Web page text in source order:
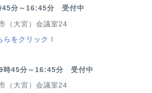
45分～16:45分 受付中
（大宮）会議室24
らをクリック！
時45分～16:45分 受付中
（大宮）会議室24